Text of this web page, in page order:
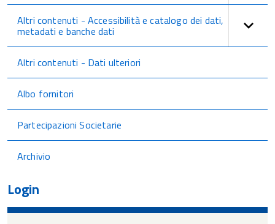
Altri contenuti - Accessibilità e catalogo dei dati,
metadati e banche dati
Altri contenuti - Dati ulteriori
Albo fornitori
Partecipazioni Societarie
Archivio
Login